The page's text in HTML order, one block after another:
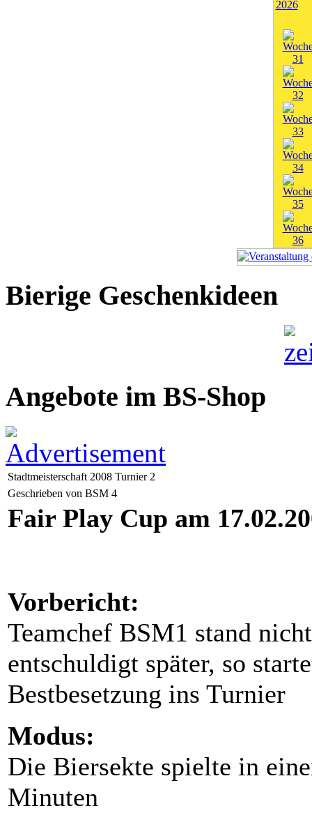
Bierige Geschenkideen
Angebote im BS-Shop
Stadtmeisterschaft 2008 Turnier 2
Geschrieben von BSM 4
Fair Play Cup am
Vorbericht:
Teamchef BSM1 stand
entschuldigt später, so
Bestbesetzung ins Turnier
Modus:
Die Biersekte spielte in
Minuten